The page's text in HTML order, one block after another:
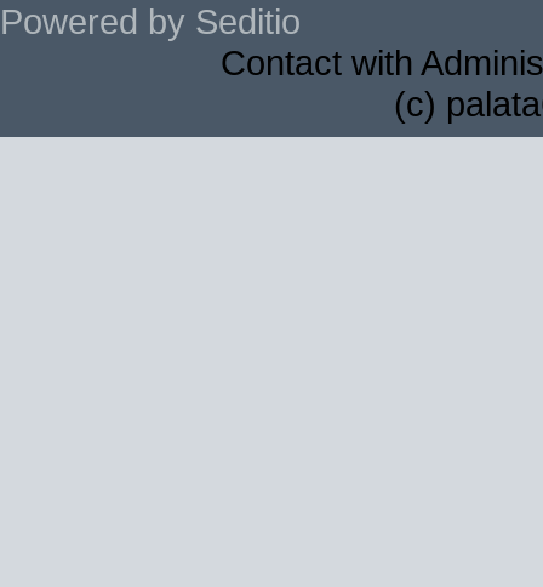
Powered by Seditio
Contact with
(c)